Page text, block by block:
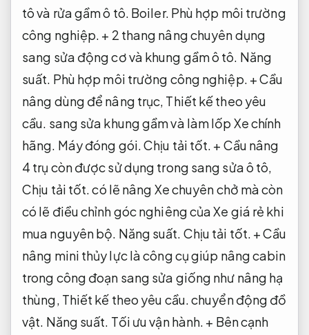
tô và rửa gầm ô tô. Boiler. Phù hợp môi trường
công nghiệp. + 2 thang nâng chuyên dụng
sang sửa động cơ và khung gầm ô tô. Năng
suất. Phù hợp môi trường công nghiệp. + Cầu
nâng dùng để nâng trục, Thiết kế theo yêu
cầu. sang sửa khung gầm và làm lốp Xe chính
hãng. Máy đóng gói.Chịu tải tốt. + Cầu nâng
4 trụ còn được sử dụng trong sang sửa ô tô,
Chịu tải tốt.có lẽ nâng Xe chuyên chở mà còn
có lẽ điều chỉnh góc nghiêng của Xe giá rẻ khi
mua nguyên bộ. Năng suất. Chịu tải tốt. + Cầu
nâng mini thủy lực là công cụ giúp nâng cabin
trong công đoạn sang sửa giống như nâng hạ
thùng, Thiết kế theo yêu cầu.chuyển động đồ
vật. Năng suất. Tối ưu vận hành. + Bên cạnh